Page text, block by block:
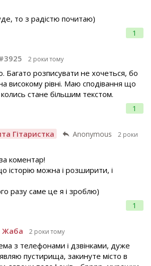
1
то з радістю почитаю)
2 роки тому
1
Багато розписувати не хочеться, бо
високому рівні. Маю сподівання що
стане більшим текстом.
Гітаристка Anonymous
2 роки
1
коментар!
історію можна і розширити, і
разу саме це я і зроблю)
Жаба 2 роки тому
з телефонами і дзвінками, дуже
пустирища, закинуте місто в